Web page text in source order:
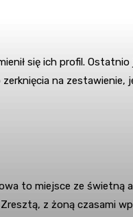
się ich profil.
na zestawienie,
to miejsce ze
z żoną czasami